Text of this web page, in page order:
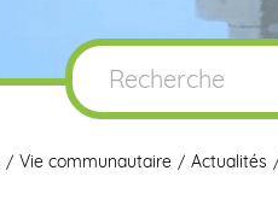
Vie communautaire Actualités